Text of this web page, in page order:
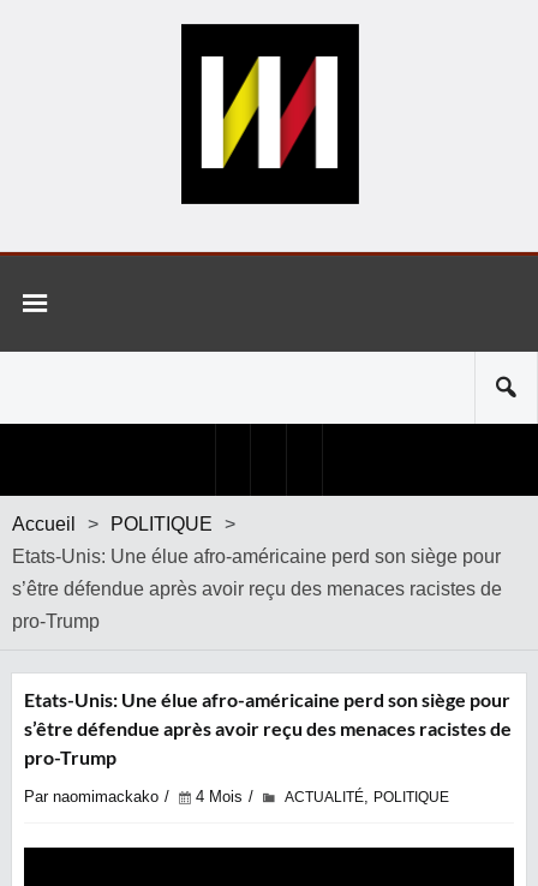
Accueil > POLITIQUE
>
Etats-Unis: Une élue afro-américaine perd son siège pour
s’être défendue après avoir reçu des menaces racistes de
pro-Trump
Etats-Unis: Une élue afro-américaine perd son siège pour
s’être défendue après avoir reçu des menaces racistes de
pro-Trump
Par naomimackako 4 Mois ACTUALITÉ, POLITIQUE